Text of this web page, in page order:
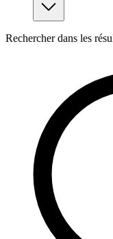
Rechercher dans les